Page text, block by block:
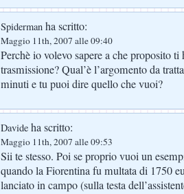
Spiderman ha scritto:
Maggio 11th, 2007 alle 09:40
Perchè io volevo sapere a che proposito
trasmissione? Qual’è l’argomento da
minuti e tu puoi dire quello che vuoi?
Davide ha scritto:
Maggio 11th, 2007 alle 09:53
Sii te stesso. Poi se proprio vuoi un
quando la Fiorentina fu multata di 1750
lanciato in campo (sulla testa